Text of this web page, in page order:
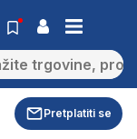
Pretplatiti se